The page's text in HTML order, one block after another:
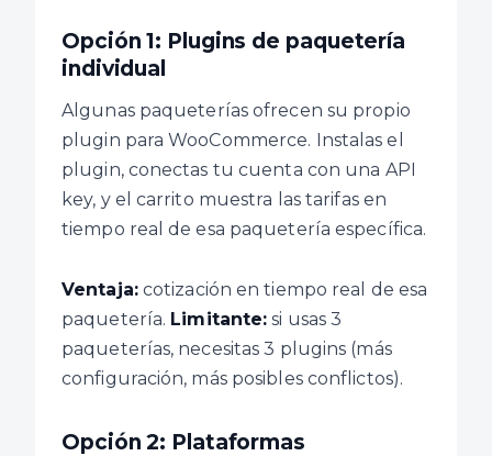
Opción 1: Plugins de paquetería
individual
Algunas paqueterías ofrecen su propio
plugin para WooCommerce. Instalas el
plugin, conectas tu cuenta con una API
key, y el carrito muestra las tarifas en
tiempo real de esa paquetería específica.
Ventaja:cotización en tiempo real de esa
paquetería. Limitante: si usas 3
paqueterías, necesitas 3 plugins (más
configuración, más posibles conflictos).
Opción 2: Plataformas